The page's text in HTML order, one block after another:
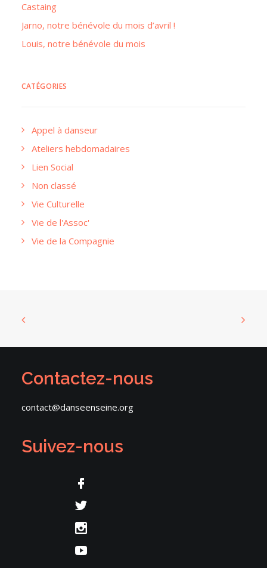
Castaing
Jarno, notre bénévole du mois d’avril !
Louis, notre bénévole du mois
CATÉGORIES
Appel à danseur
Ateliers hebdomadaires
Lien Social
Non classé
Vie Culturelle
Vie de l'Assoc'
Vie de la Compagnie
Contactez-nous
contact@danseenseine.org
Suivez-nous